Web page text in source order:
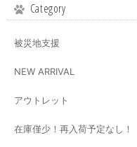
Category
被災地支援
NEW ARRIVAL
アウトレット
在庫僅少！再入荷予定なし！